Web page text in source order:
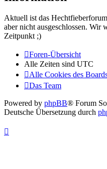
Aktuell ist das
aber nicht ausgeschlossen. Wir
Zeitpunkt ;)
Foren-Übersicht
Alle Zeiten sind UTC
Alle Cookies des
Das Team
Powered by phpBB® Forum
Deutsche Übersetzung durch